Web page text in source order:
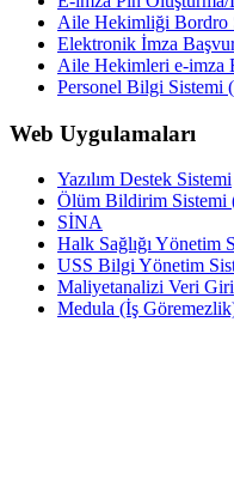
Aile Hekimliği Bordro
Elektronik İmza
Aile Hekimleri e-imza
Personel Bilgi Sistemi
Web Uygulamaları
Yazılım Destek Sistemi
Ölüm Bildirim Sistemi
SİNA
Halk Sağlığı Yönetim
USS Bilgi Yönetim
Maliyetanalizi Veri
Medula (İş